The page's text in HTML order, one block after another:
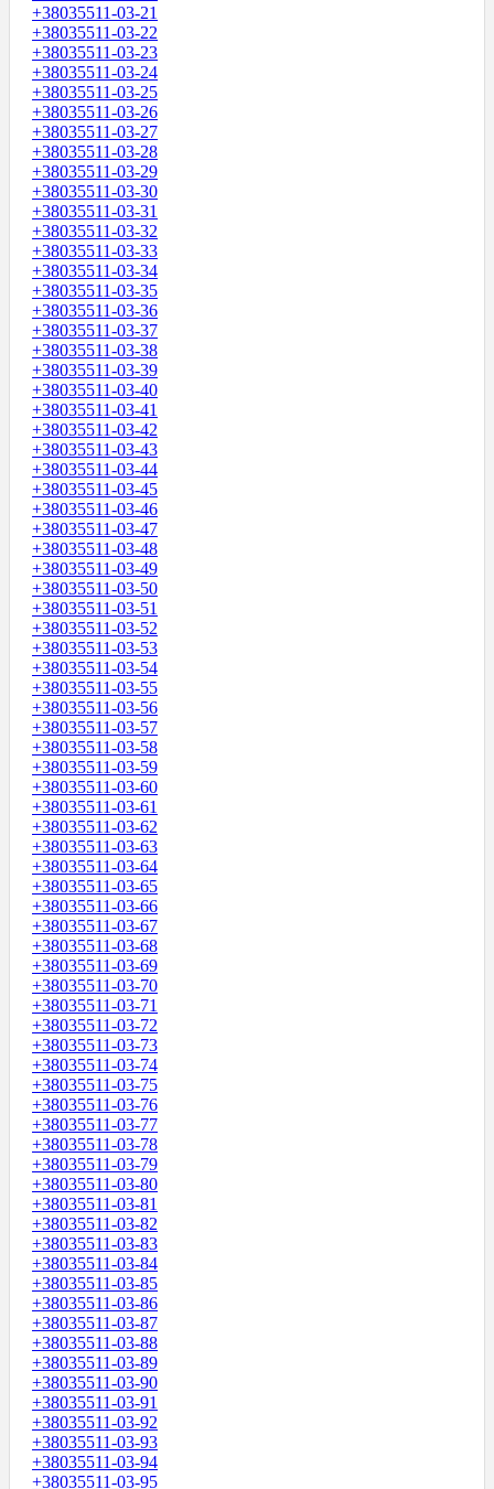
+38035511-03-21
+38035511-03-22
+38035511-03-23
+38035511-03-24
+38035511-03-25
+38035511-03-26
+38035511-03-27
+38035511-03-28
+38035511-03-29
+38035511-03-30
+38035511-03-31
+38035511-03-32
+38035511-03-33
+38035511-03-34
+38035511-03-35
+38035511-03-36
+38035511-03-37
+38035511-03-38
+38035511-03-39
+38035511-03-40
+38035511-03-41
+38035511-03-42
+38035511-03-43
+38035511-03-44
+38035511-03-45
+38035511-03-46
+38035511-03-47
+38035511-03-48
+38035511-03-49
+38035511-03-50
+38035511-03-51
+38035511-03-52
+38035511-03-53
+38035511-03-54
+38035511-03-55
+38035511-03-56
+38035511-03-57
+38035511-03-58
+38035511-03-59
+38035511-03-60
+38035511-03-61
+38035511-03-62
+38035511-03-63
+38035511-03-64
+38035511-03-65
+38035511-03-66
+38035511-03-67
+38035511-03-68
+38035511-03-69
+38035511-03-70
+38035511-03-71
+38035511-03-72
+38035511-03-73
+38035511-03-74
+38035511-03-75
+38035511-03-76
+38035511-03-77
+38035511-03-78
+38035511-03-79
+38035511-03-80
+38035511-03-81
+38035511-03-82
+38035511-03-83
+38035511-03-84
+38035511-03-85
+38035511-03-86
+38035511-03-87
+38035511-03-88
+38035511-03-89
+38035511-03-90
+38035511-03-91
+38035511-03-92
+38035511-03-93
+38035511-03-94
+38035511-03-95